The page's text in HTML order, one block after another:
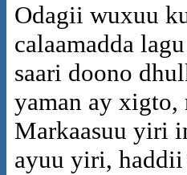
Odagii wuxuu
calaamadda
saari doono
yaman ay xigto,
Markaasuu yiri
ayuu yiri,